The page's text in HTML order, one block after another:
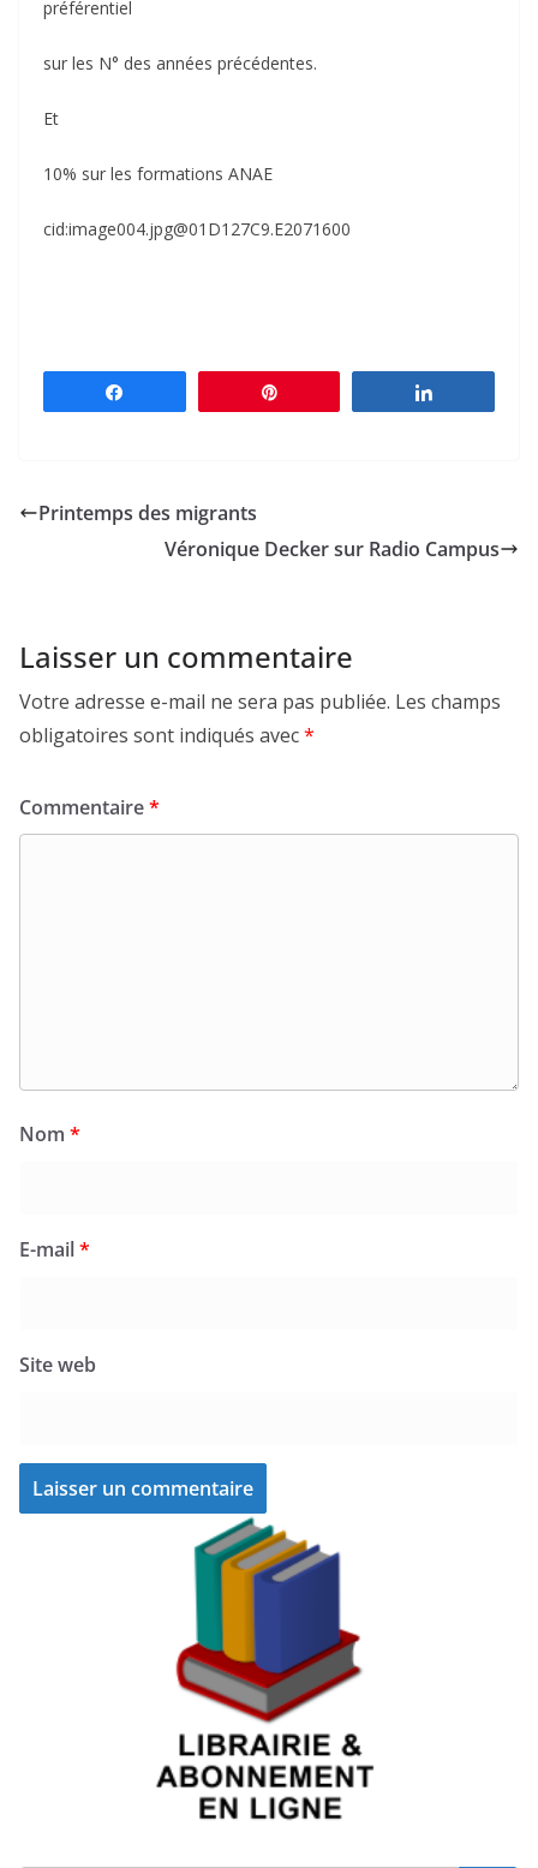
préférentiel
sur les N° des années précédentes.
Et
10% sur les formations ANAE
cid:image004.jpg@01D127C9.E2071600
Printemps des migrants
Véronique Decker sur Radio Campus
Laisser un commentaire
Votre adresse e-mail ne sera pas publiée. Les champs
obligatoires sont indiqués avec*
Commentaire*
Nom *
E-mail*
Site web